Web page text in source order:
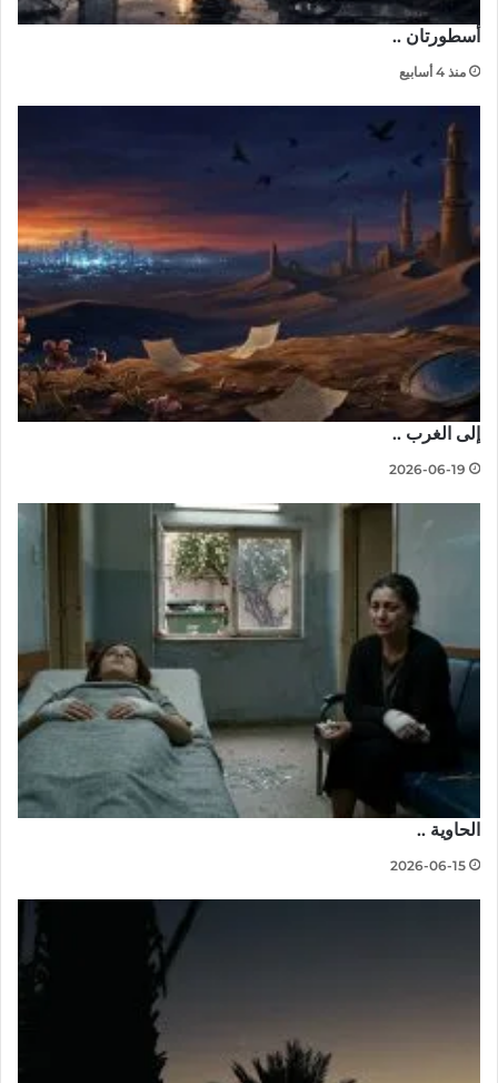
أسطورتان ..
منذ 4 أسابيع
إلى الغرب ..
2026-06-19
الحاوية ..
2026-06-15